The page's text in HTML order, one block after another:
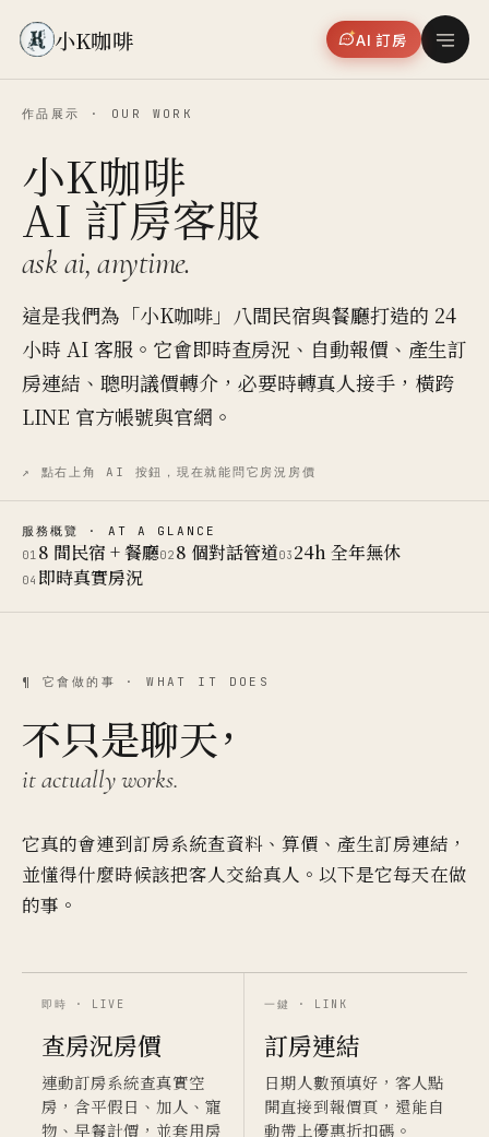
小K咖啡 AI 訂房
作品展示 · OUR WORK
小K咖啡
AI 訂房客服
ask ai, anytime.
這是我們為「小K咖啡」八間民宿與餐廳打造的 24
小時 AI 客服。它會即時查房況、自動報價、產生訂
房連結、聰明議價轉介，必要時轉真人接手，橫跨
LINE 官方帳號與官網。
↗ 點右上角 AI 按鈕，現在就能問它房況房價
服務概覽 · AT A GLANCE
01 8 間民宿 + 餐廳02 8 個對話管道03 24h 全年無休
04 即時真實房況
¶ 它會做的事 · WHAT IT DOES
不只是聊天，
it actually works.
它真的會連到訂房系統查資料、算價、產生訂房連結，
並懂得什麼時候該把客人交給真人。以下是它每天在做
的事。
即時 · LIVE
查房況房價
連動訂房系統查真實空
房，含平假日、加人、寵
物、早餐計價，並套用房
一鍵 · LINK
訂房連結
日期人數預填好，客人點
開直接到報價頁，還能自
動帶上優惠折扣碼。